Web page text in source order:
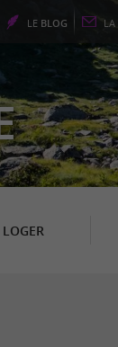
LE BLOG LA
LOGER